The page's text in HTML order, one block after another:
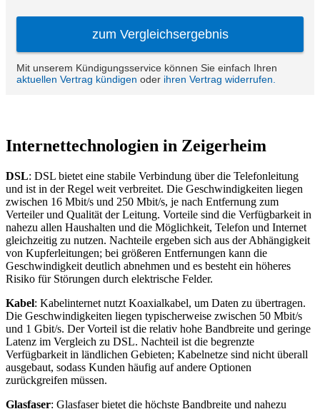
Internettechnologien in Zeigerheim
DSL: DSL bietet eine stabile Verbindung über die Telefonleitung
und ist in der Regel weit verbreitet. Die Geschwindigkeiten liegen
zwischen 16 Mbit/s und 250 Mbit/s, je nach Entfernung zum
Verteiler und Qualität der Leitung. Vorteile sind die Verfügbarkeit in
nahezu allen Haushalten und die Möglichkeit, Telefon und Internet
gleichzeitig zu nutzen. Nachteile ergeben sich aus der Abhängigkeit
von Kupferleitungen; bei größeren Entfernungen kann die
Geschwindigkeit deutlich abnehmen und es besteht ein höheres
Risiko für Störungen durch elektrische Felder.
Kabel: Kabelinternet nutzt Koaxialkabel, um Daten zu übertragen.
Die Geschwindigkeiten liegen typischerweise zwischen 50 Mbit/s
und 1 Gbit/s. Der Vorteil ist die relativ hohe Bandbreite und geringe
Latenz im Vergleich zu DSL. Nachteil ist die begrenzte
Verfügbarkeit in ländlichen Gebieten; Kabelnetze sind nicht überall
ausgebaut, sodass Kunden häufig auf andere Optionen
zurückgreifen müssen.
Glasfaser: Glasfaser bietet die höchste Bandbreite und nahezu